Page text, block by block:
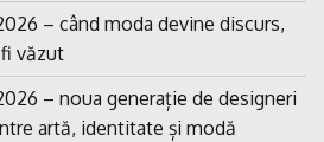
– când moda devine discurs,
văzut
– noua generație de designeri
artă, identitate și modă